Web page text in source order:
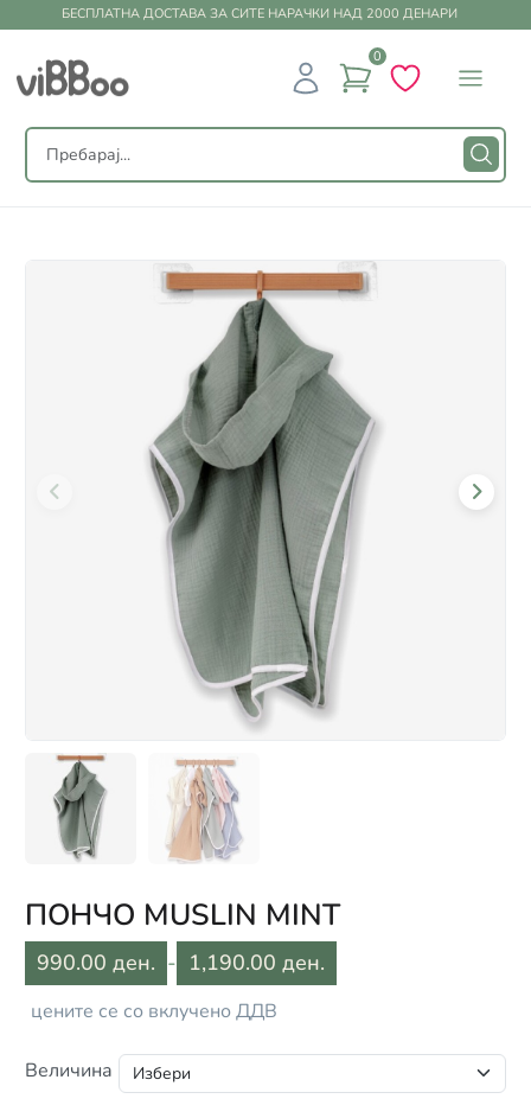
БЕСПЛАТНА ДОСТАВА ЗА СИТЕ НАРАЧКИ НАД 2000 ДЕНАРИ
0
ПОНЧО MUSLIN MINT
990.00 ден. - 1,190.00 ден.
цените се со вклучено ДДВ
Величина